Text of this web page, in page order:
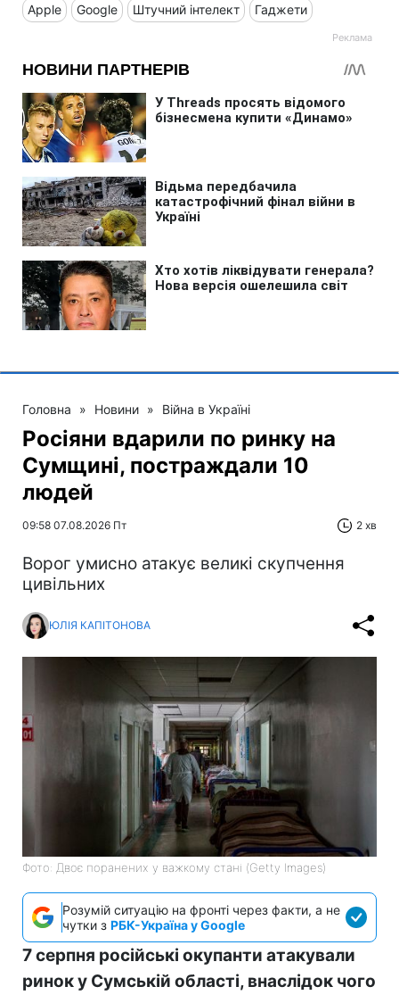
Apple Google Штучний інтелект Гаджети
Головна » Новини » Війна в Україні
Росіяни вдарили по ринку на
Сумщині, постраждали 10
людей
09:58 07.08.2026 Пт 2 хв
Ворог умисно атакує великі скупчення
цивільних
ЮЛІЯ КАПІТОНОВА
Фото: Двоє поранених у важкому стані (Getty Images)
Розумій ситуацію на фронті через факти, а не
чутки з РБК-Україна у Google
7 серпня російські окупанти атакували
ринок у Сумській області, внаслідок чого